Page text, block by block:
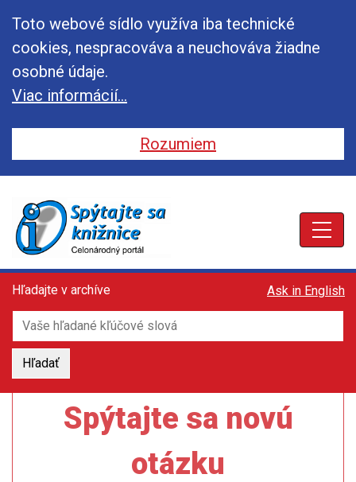
Toto webové sídlo využíva iba technické
cookies, nespracováva a neuchováva žiadne
osobné údaje.
Viac informácií...
Rozumiem
Hľadajte v archíve Ask in English
Spýtajte sa novú
otázku